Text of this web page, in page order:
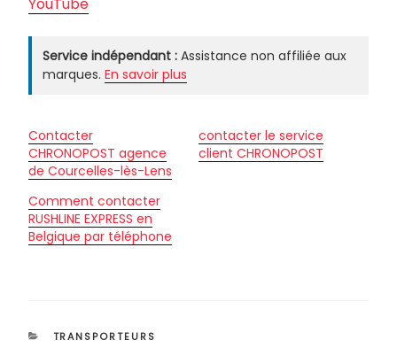
YouTube
Service indépendant : Assistance non affiliée aux
marques. En savoir plus
Contacter
CHRONOPOST agence
de Courcelles-lès-Lens
contacter le service
client CHRONOPOST
Comment contacter
RUSHLINE EXPRESS en
Belgique par téléphone
CATÉGORIES
TRANSPORTEURS